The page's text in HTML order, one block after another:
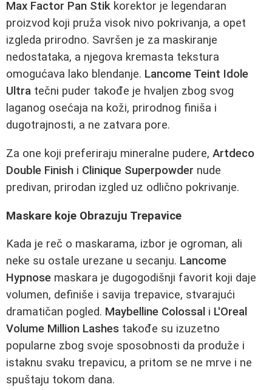
Max Factor Pan Stik korektor je legendaran
proizvod koji pruža visok nivo pokrivanja, a opet
izgleda prirodno. Savršen je za maskiranje
nedostataka, a njegova kremasta tekstura
omogućava lako blendanje. Lancome Teint Idole
Ultra tečni puder takođe je hvaljen zbog svog
laganog osećaja na koži, prirodnog finiša i
dugotrajnosti, a ne zatvara pore.
Za one koji preferiraju mineralne pudere, Artdeco
Double Finish i Clinique Superpowder nude
predivan, prirodan izgled uz odlično pokrivanje.
Maskare koje Obrazuju Trepavice
Kada je reč o maskarama, izbor je ogroman, ali
neke su ostale urezane u secanju. Lancome
Hypnose maskara je dugogodišnji favorit koji daje
volumen, definiše i savija trepavice, stvarajući
dramatičan pogled. Maybelline Colossal i L'Oreal
Volume Million Lashes takođe su izuzetno
popularne zbog svoje sposobnosti da produže i
istaknu svaku trepavicu, a pritom se ne mrve i ne
spuštaju tokom dana.